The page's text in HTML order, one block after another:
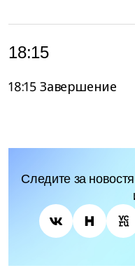
18:15
18:15 Завершение
Следите за